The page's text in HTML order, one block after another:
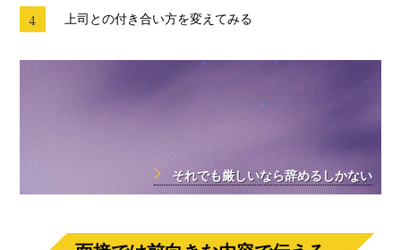
上司との付き合い方を変えてみる
それでも厳しいなら辞めるしかない